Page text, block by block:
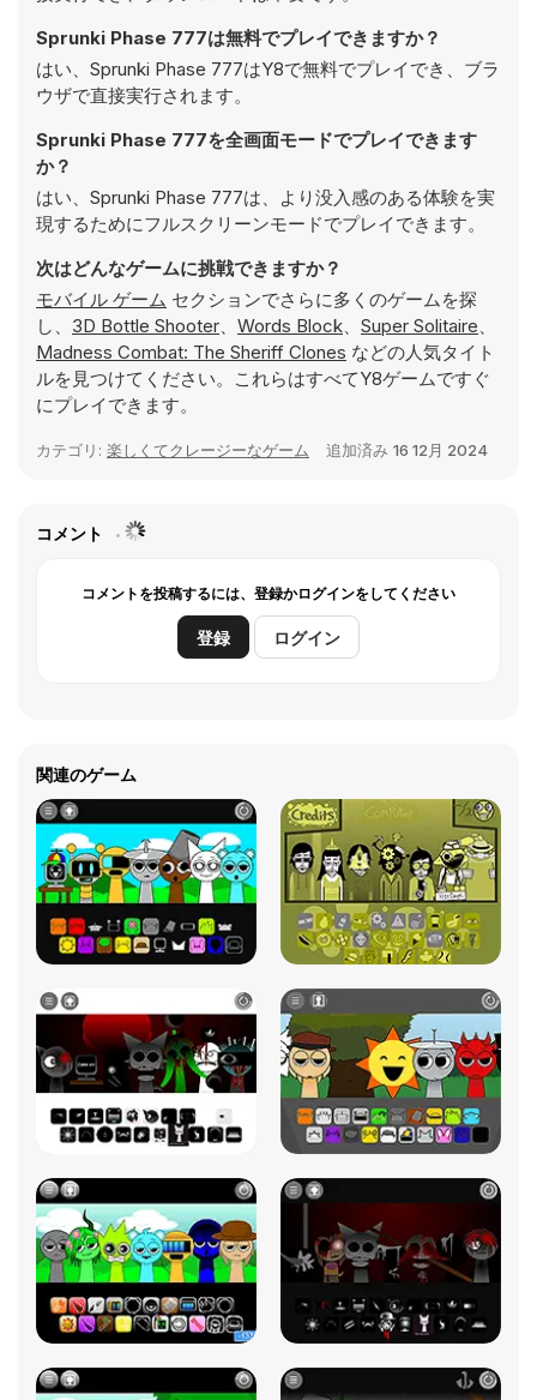
Sprunki Phase 777は無料でプレイできますか？
はい、Sprunki Phase 777はY8で無料でプレイでき、ブラ
ウザで直接実行されます。
Sprunki Phase 777を全画面モードでプレイできます
か？
はい、Sprunki Phase 777は、より没入感のある体験を実
現するためにフルスクリーンモードでプレイできます。
次はどんなゲームに挑戦できますか？
モバイル ゲーム セクションでさらに多くのゲームを探
し、 3D Bottle Shooter、 Words Block、 Super Solitaire、
Madness Combat: The Sheriff Clones などの人気タイト
ルを見つけてください。これらはすべてY8ゲームですぐ
にプレイできます。
カテゴリ: 楽しくてクレージーなゲーム 追加済み 16 12月 2024
コメント
コメントを投稿するには、登録かログインをしてください
登録 ログイン
関連のゲーム